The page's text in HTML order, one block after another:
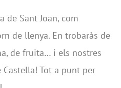
de Sant Joan, com
de llenya. En trobaràs de
de fruita… i els nostres
Tot a punt per